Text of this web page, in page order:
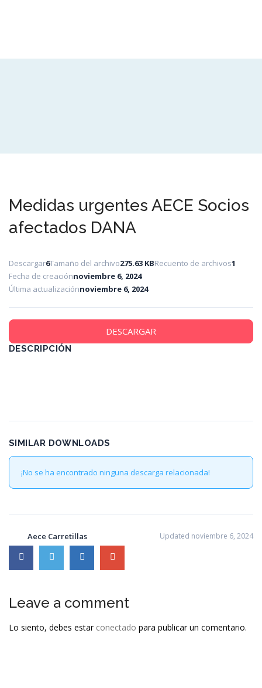
Medidas urgentes AECE Socios
afectados DANA
Descargar6Tamaño del archivo275.63 KBRecuento de archivos1
Fecha de creaciónnoviembre 6, 2024
Última actualizaciónnoviembre 6, 2024
DESCARGAR
DESCRIPCIÓN
SIMILAR DOWNLOADS
¡No se ha encontrado ninguna descarga relacionada!
Aece Carretillas Updated noviembre 6, 2024
Leave a comment
Lo siento, debes estar conectado para publicar un comentario.